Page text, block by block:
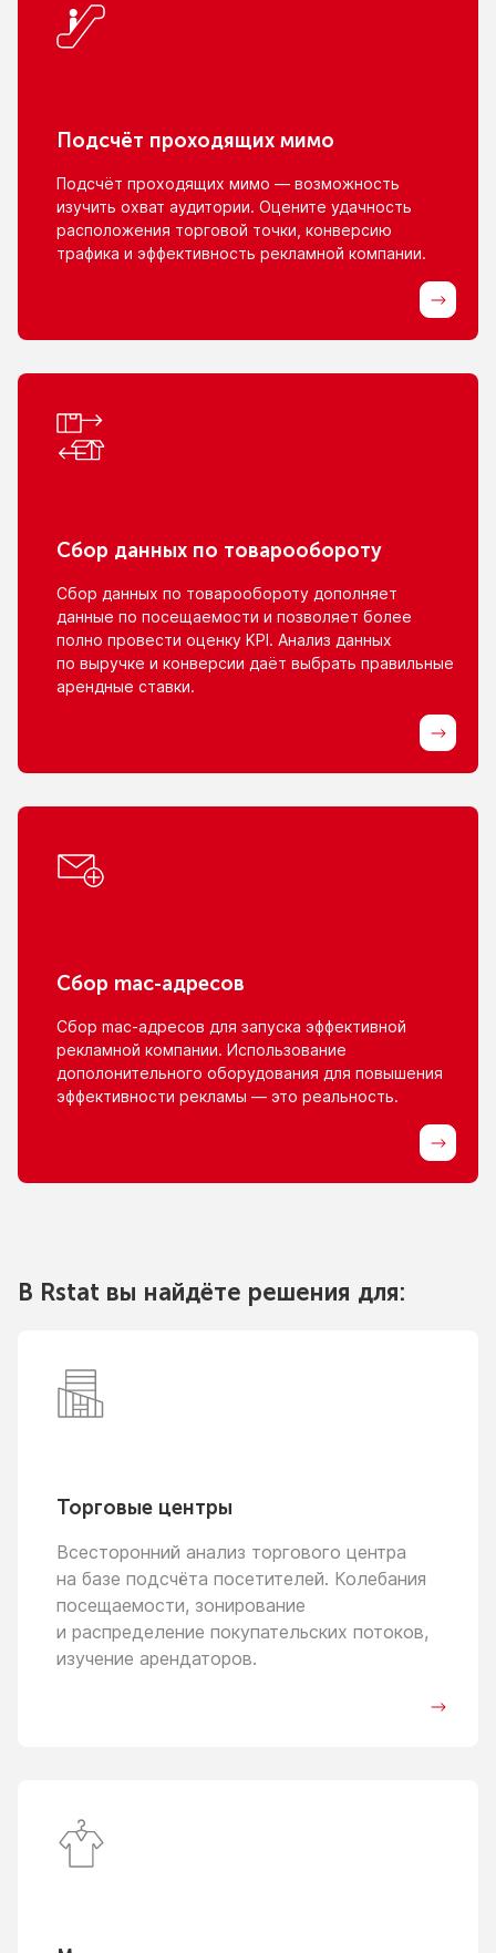
Подсчёт проходящих мимо
Подсчёт проходящих мимо — возможность
изучить охват аудитории. Оцените удачность
расположения торговой точки, конверсию
трафика и эффективность рекламной компании.
Сбор данных по товарообороту
Сбор данных по товарообороту дополняет
данные по посещаемости и позволяет более
полно провести оценку KPI. Анализ данных
по выручке и конверсии даёт выбрать правильные
арендные ставки.
Сбор mac-адресов
Сбор mac-адресов для запуска эффективной
рекламной компании. Использование
дополонительного оборудования для повышения
эффективности рекламы — это реальность.
В Rstat вы найдёте решения для:
Торговые центры
Всесторонний анализ торгового центра
на базе подсчёта посетителей. Колебания
посещаемости, зонирование
и распределение покупательских потоков,
изучение арендаторов.